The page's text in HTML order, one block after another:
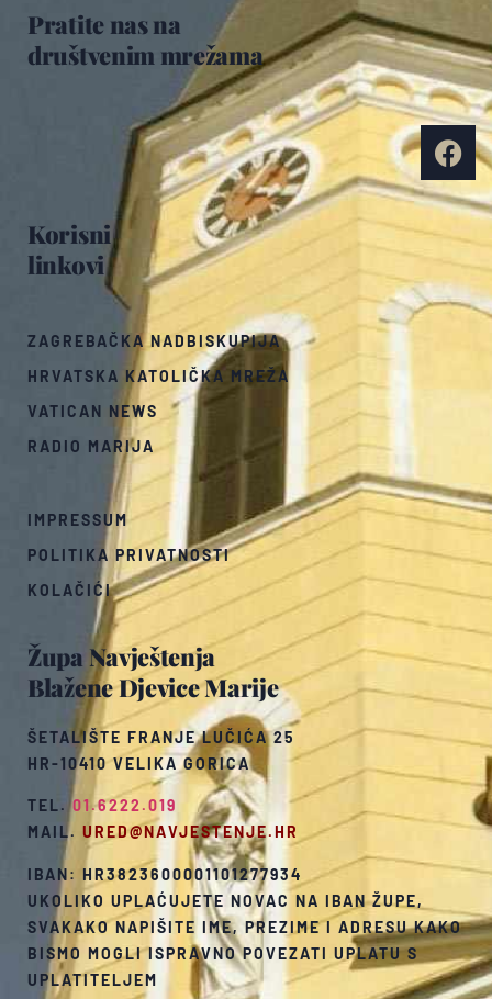
Župa Navještenja
Blažene Djevice Marije
ŠETALIŠTE FRANJE LUČIĆA 25
HR-10410 VELIKA GORICA
TEL.01.6222.019
MAIL. URED@NAVJESTENJE.HR
IBAN: HR3823600001101277934
UKOLIKO UPLAĆUJETE NOVAC NA IBAN ŽUPE,
SVAKAKO NAPIŠITE IME, PREZIME I ADRESU KAKO
BISMO MOGLI ISPRAVNO POVEZATI UPLATU S
UPLATITELJEM
Korisni
linkovi
ZAGREBAČKA NADBISKUPIJA
HRVATSKA KATOLIČKA MREŽA
VATICAN NEWS
RADIO MARIJA
IMPRESSUM
POLITIKA PRIVATNOSTI
KOLAČIĆI
Pratite nas na
društvenim mrežama